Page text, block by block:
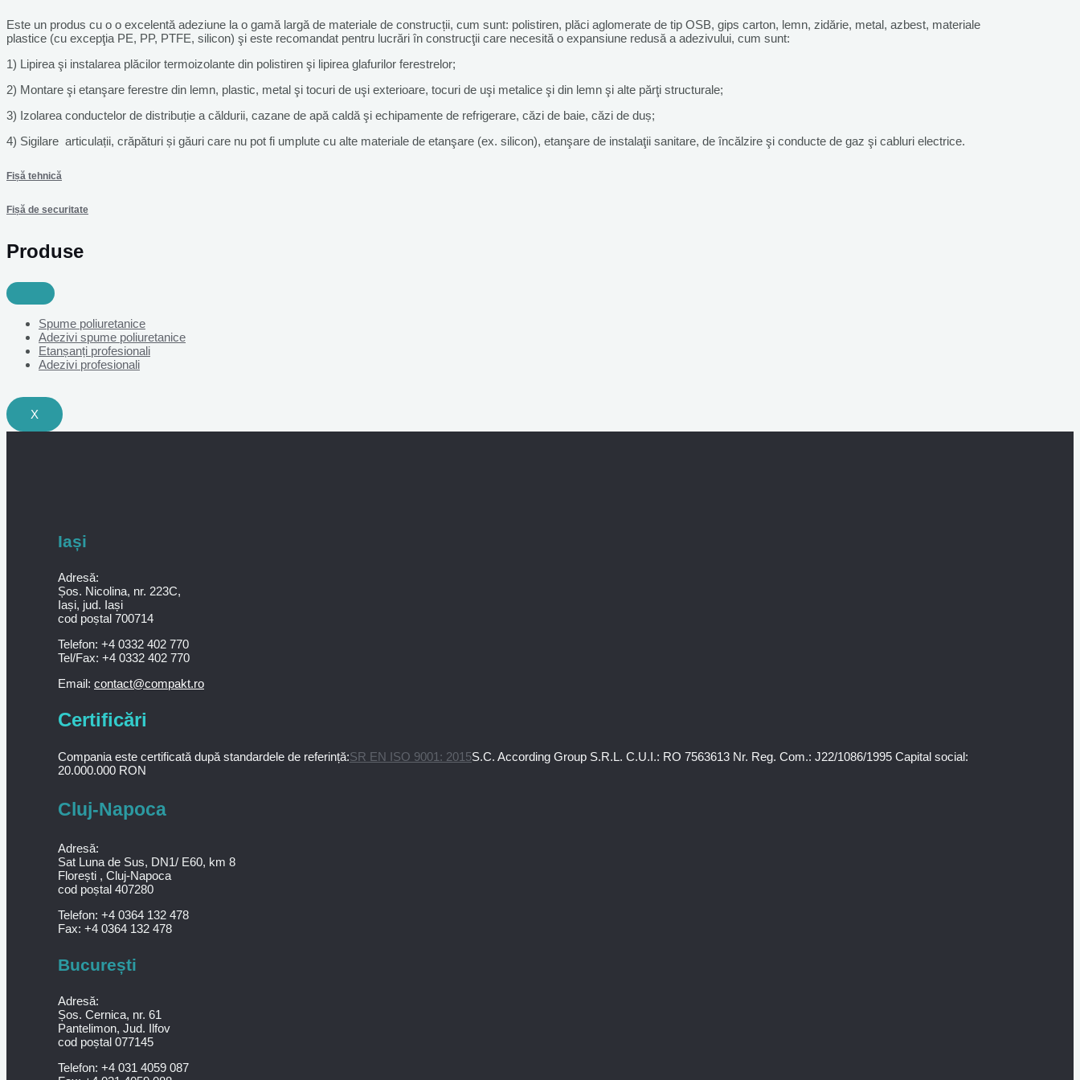
Este un produs cu o o excelentă adeziune la o gamă largă de materiale de construcții, cum sunt: polistiren, plăci aglomerate de tip OSB, gips carton, lemn, zidărie, metal, azbest, materiale
plastice (cu excepţia PE, PP, PTFE, silicon) şi este recomandat pentru lucrări în construcţii care necesită o expansiune redusă a adezivului, cum sunt:
1) Lipirea şi instalarea plăcilor termoizolante din polistiren şi lipirea glafurilor ferestrelor;
2) Montare şi etanşare ferestre din lemn, plastic, metal şi tocuri de uşi exterioare, tocuri de uşi metalice şi din lemn şi alte părţi structurale;
3) Izolarea conductelor de distribuție a căldurii, cazane de apă caldă şi echipamente de refrigerare, căzi de baie, căzi de duș;
4) Sigilare articulații, crăpături și găuri care nu pot fi umplute cu alte materiale de etanşare (ex. silicon), etanşare de instalaţii sanitare, de încălzire şi conducte de gaz şi cabluri electrice.
Fișă tehnică
Fișă de securitate
Produse
Spume poliuretanice
Adezivi spume poliuretanice
Etanșanți profesionali
Adezivi profesionali
X
Iași
Adresă:
Șos. Nicolina, nr. 223C,
Iași, jud. Iași
cod poștal 700714
Telefon: +4 0332 402 770
Tel/Fax: +4 0332 402 770
Email: contact@compakt.ro
Certificări
Compania este certificată după standardele de referință:SR EN ISO 9001: 2015S.C. According Group S.R.L. C.U.I.: RO 7563613 Nr. Reg. Com.: J22/1086/1995 Capital social:
20.000.000 RON
Cluj-Napoca
Adresă:
Sat Luna de Sus, DN1/ E60, km 8
Florești , Cluj-Napoca
cod poștal 407280
Telefon: +4 0364 132 478
Fax: +4 0364 132 478
București
Adresă:
Șos. Cernica, nr. 61
Pantelimon, Jud. Ilfov
cod poștal 077145
Telefon: +4 031 4059 087